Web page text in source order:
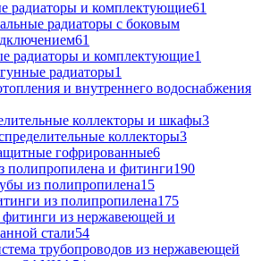
радиаторы и комплектующие61
радиаторы с боковым
61
радиаторы и комплектующие1
радиаторы1
и внутреннего водоснабжения
коллекторы и шкафы3
коллекторы3
гофрированные6
полипропилена и фитинги190
из полипропилена15
из полипропилена175
из нержавеющей и
стали54
трубопроводов из нержавеющей